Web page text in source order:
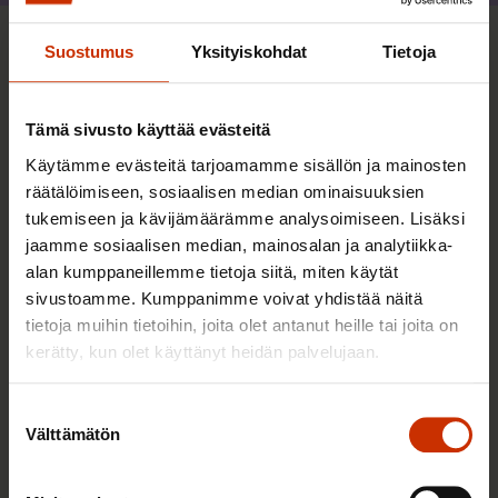
Suostumus Yksityiskohdat Tietoja
Tämä sivusto käyttää evästeitä
Käytämme evästeitä tarjoamamme sisällön ja mainosten
räätälöimiseen, sosiaalisen median ominaisuuksien
tukemiseen ja kävijämäärämme analysoimiseen. Lisäksi
jaamme sosiaalisen median, mainosalan ja analytiikka-
alan kumppaneillemme tietoja siitä, miten käytät
sivustoamme. Kumppanimme voivat yhdistää näitä
tietoja muihin tietoihin, joita olet antanut heille tai joita on
kerätty, kun olet käyttänyt heidän palvelujaan.
valinta
Välttämätön
Sinua saattaa myös kiinnostaa
TERVE JA HYVÄ TYÖELÄMÄ
2.6.2026 11:00